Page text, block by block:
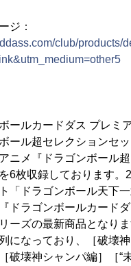
ジ：
club/products/
ールカードダス プレミ
ル超セレクションセッ
ニメ『ドラゴンボール
6枚収録しております。
「ドラゴンボール天下
ドラゴンボールカード
ーズの最新商品となりま
になっており、［破壊
破壊神シャンパ編］［“